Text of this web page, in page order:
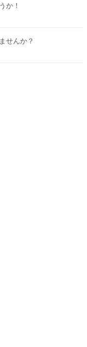
か！
せんか？